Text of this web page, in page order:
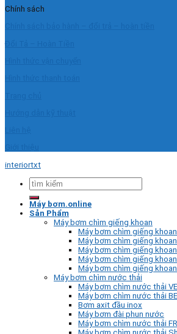
Chính sách
interiortxt
Tìm
kiếm:
Máy bơm.online
Sản Phẩm
Máy bơm chìm giếng khoan
Máy bơm chìm giếng khoan
Máy bơm chìm giếng khoan
Máy bơm chìm giếng khoan
Máy bơm chìm giếng
Máy bơm chìm giếng khoan
Máy bơm chìm nước thải
Máy bơm chìm nước thải
Máy bơm chìm nước thải
Bơm axit đầu inox
Máy bơm đài phun nước
Máy bơm chìm nước thải